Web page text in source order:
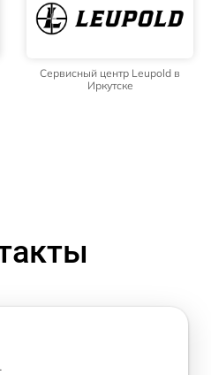
Сервисный центр Leupold в
Иркутске